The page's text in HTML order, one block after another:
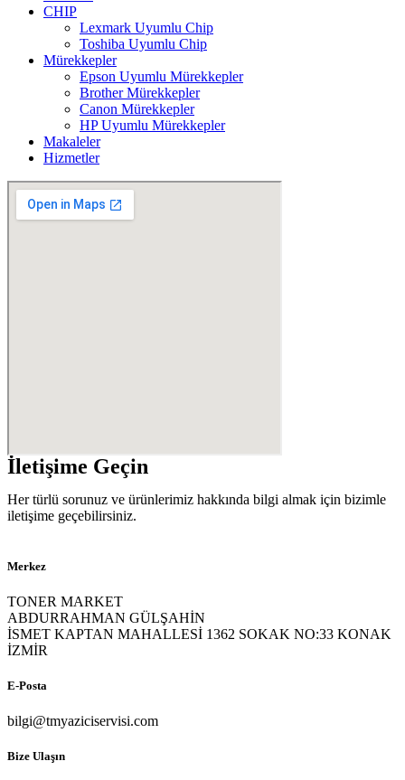
CHIP
Lexmark Uyumlu Chip
Toshiba Uyumlu Chip
Mürekkepler
Epson Uyumlu Mürekkepler
Brother Mürekkepler
Canon Mürekkepler
HP Uyumlu Mürekkepler
Makaleler
Hizmetler
İletişime Geçin
Her türlü sorunuz ve ürünlerimiz hakkında bilgi almak için bizimle
iletişime geçebilirsiniz.
Merkez
TONER MARKET
ABDURRAHMAN GÜLŞAHİN
İSMET KAPTAN MAHALLESİ 1362 SOKAK NO:33 KONAK
İZMİR
E-Posta
bilgi@tmyaziciservisi.com
Bize Ulaşın